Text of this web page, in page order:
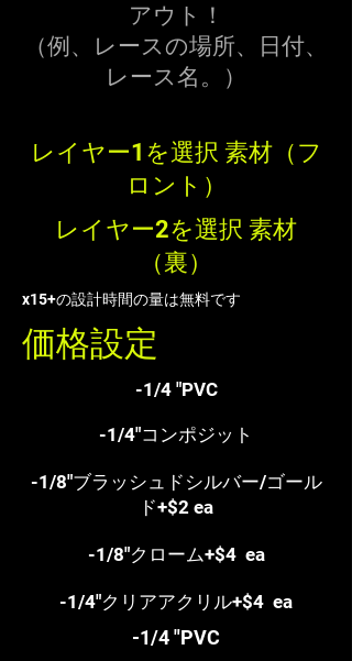
アウト！
（例、レースの場所、日付、
レース名。）
レイヤー1を選択 素材（フ
ロント）
レイヤー2を選択 素材
（裏）
x15+の設計時間の量は無料です
価格設定
-1/4 "PVC
-1/4"コンポジット
-1/8"ブラッシュドシルバー/ゴール
ド+$2 ea
-1/8"クローム+$4 ea
-1/4"クリアアクリル+$4 ea
-1/4 "PVC